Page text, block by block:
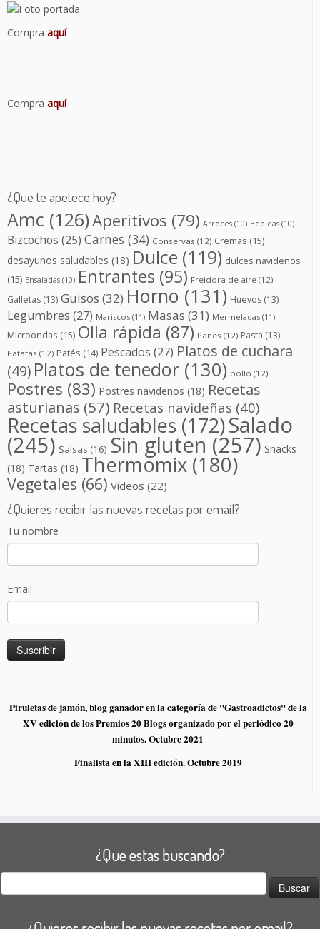
Compra aquí
Compra aquí
¿Que te apetece hoy?
Amc (126)Aperitivos (79) Arroces (10) Bebidas (10)
Bizcochos (25) Carnes (34) Conservas (12) Cremas (15)
desayunos saludables (18) Dulce (119) dulces navideños
(15) Ensaladas (10) Entrantes (95) Freidora de aire (12)
Galletas (13) Guisos (32) Horno (131) Huevos (13)
Legumbres (27) Mariscos (11) Masas (31) Mermeladas (11)
Microondas (15) Olla rápida (87) Panes (12) Pasta (13)
Patatas (12) Patés (14) Pescados (27) Platos de cuchara
(49) Platos de tenedor (130) pollo (12)
Postres (83) Postres navideños (18) Recetas
asturianas (57) Recetas navideñas (40)
Recetas saludables (172)Salado
(245) Salsas (16) Sin gluten (257) Snacks
(18) Tartas (18) Thermomix (180)
Vegetales (66) Vídeos (22)
¿Quieres recibir las nuevas recetas por email?
Tu nombre
Email
Piruletas de jamón, blog ganador en la categoría de "Gastroadictos" de la
XV edición de los Premios 20 Blogs organizado por el periódico 20
minutos. Octubre 2021
Finalista en la XIII edición. Octubre 2019
¿Que estas buscando?
Buscar: